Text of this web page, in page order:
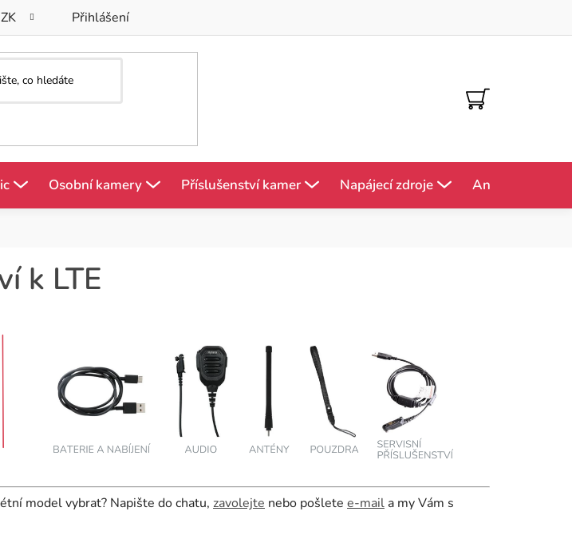
Přihlášení
NÁKUPNÍ
KOŠÍK
Osobní kamery Příslušenství kamer Napájecí zdroje Antény
k LTE
model vybrat? Napište do chatu, zavolejte nebo pošlete e-mail a my Vám s